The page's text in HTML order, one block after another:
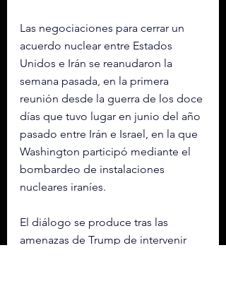
Las negociaciones para cerrar un
acuerdo nuclear entre Estados
Unidos e Irán se reanudaron la
semana pasada, en la primera
reunión desde la guerra de los doce
días que tuvo lugar en junio del año
pasado entre Irán e Israel, en la que
Washington participó mediante el
bombardeo de instalaciones
nucleares iraníes.
El diálogo se produce tras las
amenazas de Trump de intervenir